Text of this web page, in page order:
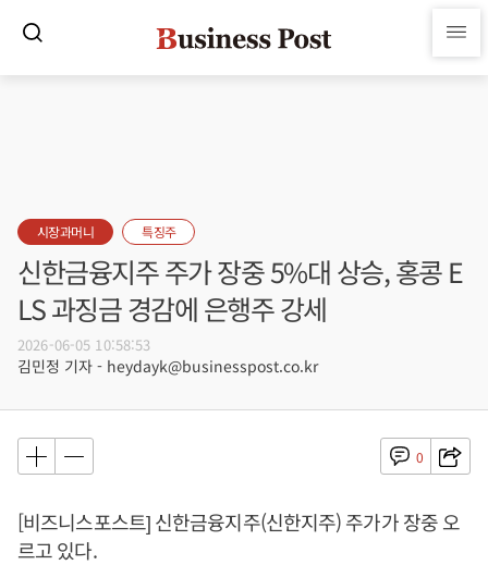
시장과머니 특징주
신한금융지주 주가 장중 5%대 상승, 홍콩 E
LS 과징금 경감에 은행주 강세
2026-06-05 10:58:53
김민정 기자 - heydayk@businesspost.co.kr
0
[비즈니스포스트] 신한금융지주(신한지주) 주가가 장중 오
르고 있다.